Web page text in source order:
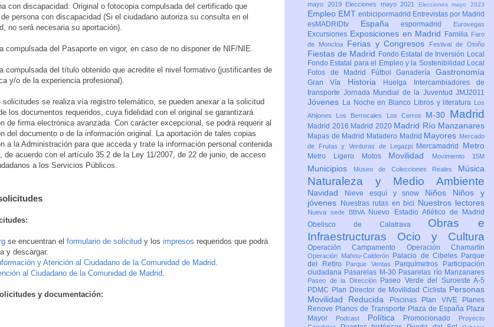
con discapacidad: Original o fotocopia compulsada del certificado que
persona con discapacidad (Si el ciudadano autoriza su consulta en el
no será necesaria su aportación).
compulsada del Pasaporte en vigor, en caso de no disponer de NIF/NIE.
compulsada del título obtenido que acredite el nivel formativo (justificantes de
y/o de la experiencia profesional).
solicitudes se realiza vía registro telemático, se pueden anexar a la solicitud
los documentos requeridos, cuya fidelidad con el original se garantizará
de firma electrónica avanzada. Con carácter excepcional, se podrá requerir al
del documento o de la información original. La aportación de tales copias
a la Administración para que acceda y trate la información personal contenida
de acuerdo con el artículo 35.2 de la Ley 11/2007, de 22 de junio, de acceso
a los Servicios Públicos.
se encuentran el formulario de solicitud y los impresos requeridos que podrá
y descargar.
y Atención al Ciudadano de la Comunidad de Madrid
al Ciudadano de la Comunidad de Madrid
y documentación:
mayo 2019
Elecciones mayo 2021 Elecciones mayo 2023
Empleo EMT enbicipormadrid Entrevistas por Madrid
esMADRIDtv Españaespormadrid Eurovegas
Excursiones Exposiciones en Madrid Familia Faro
de Moncloa
Ferias y Congresos Festival de Otoño
Fiestas de Madrid Fondo Estatal de Inversión Local
Fondo Estatal para el Empleo y la Sostenibilidad Local
Fotos de Madrid
FútbolGanaderíaGastronomía
Gran Vía Historia Huelga
Intercambiadores de
transporte Jornada Mundial de la Juventud JMJ2011
Jóvenes La Noche en Blanco Libros y literatura
Los
Ahijones
Los Berrocales Los Cerros M-30 Madrid
Madrid 2016 Madrid 2020 Madrid Río Manzanares
Mapas de Madrid Matadero Madrid Mayores Mercado
de Frutas y Verduras de Legazpi
Mercamadrid Metro
Metro Ligero Motos Movilidad Movimiento 15M
Municipios Museo de Colecciones Reales Música
Naturaleza y Medio Ambiente
Navidad Nieve esquí y snow Niños Niños y
jóvenes
Nuestras rutas en bici Nuestros lectores
Nueva sede BBVA
Nuevo Estadio Atlético de Madrid
Obelisco de Calatrava Obras e
Infraestructuras Ocio y Cultura
Operación Campamento Operación Chamartín
Operación Mahou-Calderón Palacio de Cibeles Parque
del Retiro
Parque Ventas Parquímetros
Participación
ciudadana Pasarelas M-30 Pasarelas río Manzanares
Paseo de la Dirección
Paseo Verde del Suroeste A-5
PDMC Plan Director de Movilidad Ciclista Personas
Movilidad Reducida
Piscinas Plan VIVE
Planes
Renove Planos de Transporte Plaza de España Plaza
Mayor
Podcast Política Promocionado
Proyecto